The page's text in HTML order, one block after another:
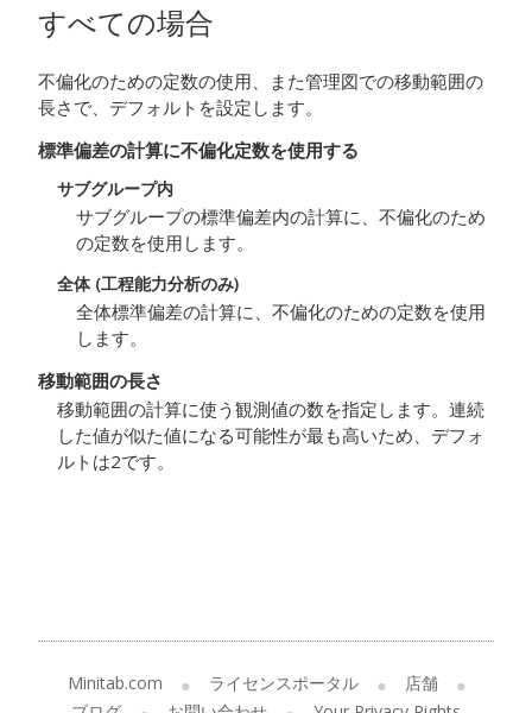
すべての場合
不偏化のための定数の使用、また管理図での移動範囲の
長さで、デフォルトを設定します。
標準偏差の計算に不偏化定数を使用する
サブグループ内
サブグループの標準偏差内の計算に、不偏化のため
の定数を使用します。
全体 (工程能力分析のみ)
全体標準偏差の計算に、不偏化のための定数を使用
します。
移動範囲の長さ
移動範囲の計算に使う観測値の数を指定します。連続
した値が似た値になる可能性が最も高いため、デフォ
ルトは2です。
Minitab.com ライセンスポータル
店舗